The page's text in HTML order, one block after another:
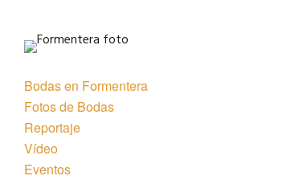
Bodas en Formentera
Fotos de Bodas
Reportaje
Vídeo
Eventos